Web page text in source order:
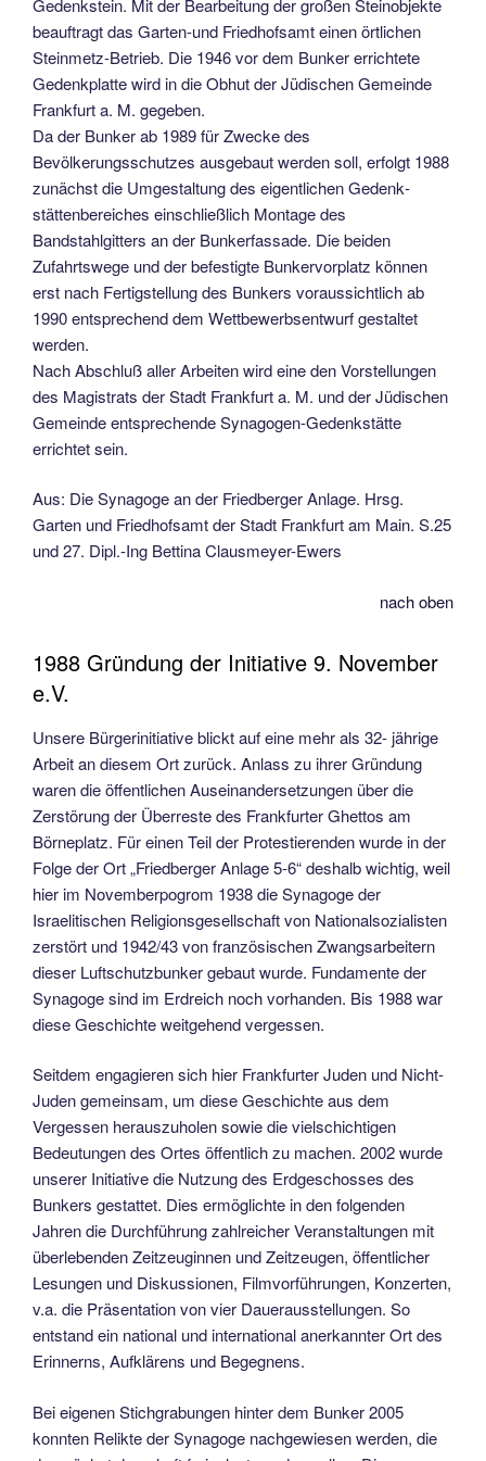
beauftragt das Garten-und Friedhofsamt einen örtlichen
Steinmetz-Betrieb. Die 1946 vor dem Bunker errichtete
Gedenkplatte wird in die Obhut der Jüdischen Gemeinde
Frankfurt a. M. gegeben.
Da der Bunker ab 1989 für Zwecke des
Bevölkerungsschutzes ausgebaut werden soll, erfolgt 1988
zunächst die Umgestaltung des eigentlichen Gedenk­
stättenbereiches einschließlich Monta­ge des
Bandstahlgitters an der Bunker­fassade. Die beiden
Zufahrtswege und der befestigte Bunkervorplatz können
erst nach Fertigstellung des Bunkers voraussichtlich ab
1990 entsprechend dem Wettbewerbsentwurf gestaltet
werden.
Nach Abschluß aller Arbeiten wird eine den Vorstellungen
des Magistrats der Stadt Frankfurt a. M. und der Jüdischen
Gemeinde entsprechende Synagogen-Gedenkstätte
errichtet sein.
Aus: Die Synagoge an der Friedberger Anlage. Hrsg.
Garten und Friedhofsamt der Stadt Frankfurt am Main. S.25
und 27. Dipl.-Ing Bettina Clausmeyer-Ewers
nach oben
1988 Gründung der Initiative 9. November
e.V.
Unsere Bürgerinitiative blickt auf eine mehr als 32- jährige
Arbeit an diesem Ort zurück. Anlass zu ihrer Gründung
waren die öffentlichen Auseinandersetzungen über die
Zerstörung der Überreste des Frankfurter Ghettos am
Börneplatz. Für einen Teil der Protestierenden wurde in der
Folge der Ort „Friedberger Anlage 5-6“ deshalb wichtig, weil
hier im Novemberpogrom 1938 die Synagoge der
Israelitischen Religionsgesellschaft von Nationalsozialisten
zerstört und 1942/43 von französischen Zwangsarbeitern
dieser Luftschutzbunker gebaut wurde. Fundamente der
Synagoge sind im Erdreich noch vorhanden. Bis 1988 war
diese Geschichte weitgehend vergessen.
Seitdem engagieren sich hier Frankfurter Juden und Nicht-
Juden gemeinsam, um diese Geschichte aus dem
Vergessen herauszuholen sowie die vielschichtigen
Bedeutungen des Ortes öffentlich zu machen. 2002 wurde
unserer Initiative die Nutzung des Erdgeschosses des
Bunkers gestattet. Dies ermöglichte in den folgenden
Jahren die Durchführung zahlreicher Veranstaltungen mit
überlebenden Zeitzeuginnen und Zeitzeugen, öffentlicher
Lesungen und Diskussionen, Filmvorführungen, Konzerten,
v.a. die Präsentation von vier Dauerausstellungen. So
entstand ein national und international anerkannter Ort des
Erinnerns, Aufklärens und Begegnens.
Bei eigenen Stichgrabungen hinter dem Bunker 2005
konnten Relikte der Synagoge nachgewiesen werden, die